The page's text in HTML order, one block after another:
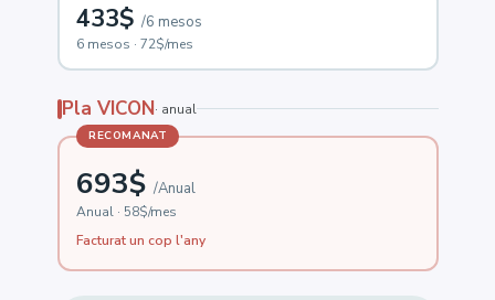
433$ /6 mesos
6 mesos · 72$/mes
Pla VICON· anual
RECOMANAT
693$ /Anual
Anual · 58$/mes
Facturat un cop l'any